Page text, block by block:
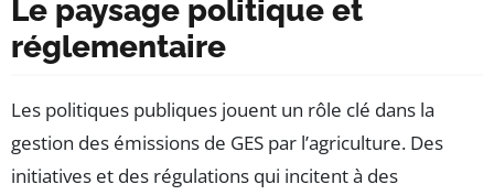
Le paysage politique et
réglementaire
Les politiques publiques jouent un rôle clé dans la
gestion des émissions de GES par l’agriculture. Des
initiatives et des régulations qui incitent à des